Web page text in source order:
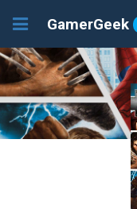
GamerGeek